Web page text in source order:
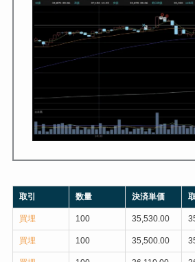
取引 数量 決済単価
買埋 100 35,530.00
買埋 100 35,500.00